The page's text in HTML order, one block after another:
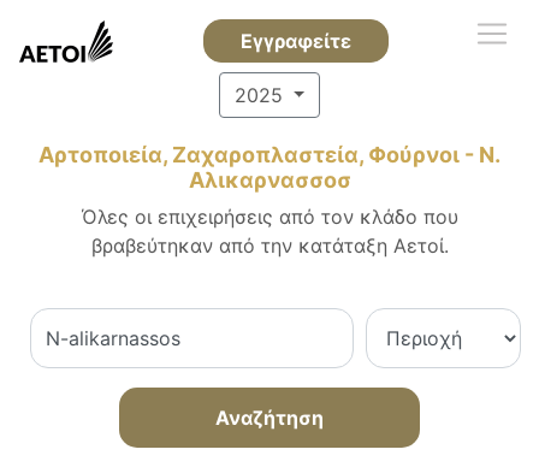
Εγγραφείτε
2025
Αρτοποιεία, Ζαχαροπλαστεία, Φούρνοι - Ν.
Αλικαρνασσοσ
Όλες οι επιχειρήσεις από τον κλάδο που
βραβεύτηκαν από την κατάταξη Αετοί.
Αναζήτηση